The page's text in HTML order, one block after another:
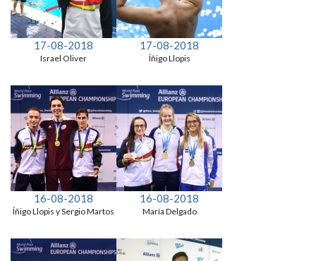
17-08-2018
Israel Oliver
17-08-2018
Íñigo Llopis
16-08-2018
Íñigo Llopis y Sergio Martos
16-08-2018
María Delgado